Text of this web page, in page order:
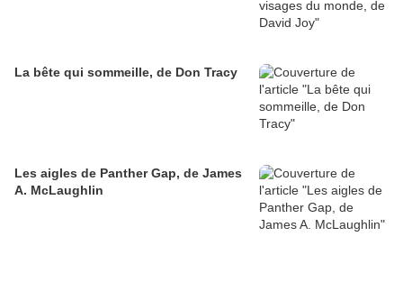
La bête qui sommeille, de Don Tracy
Les aigles de Panther Gap, de James
A. McLaughlin